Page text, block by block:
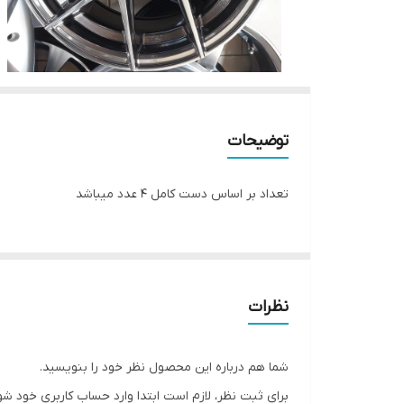
توضیحات
تعداد بر اساس دست کامل ۴ عدد میباشد
نظرات
شما هم درباره این محصول نظر خود را بنویسید.
برای ثبت نظر، لازم است ابتدا وارد حساب کاربری خود